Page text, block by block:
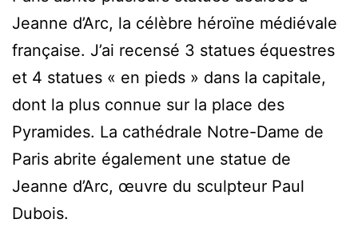
Jeanne d’Arc, la célèbre héroïne médiévale
française. J’ai recensé 3 statues équestres
et 4 statues « en pieds » dans la capitale,
dont la plus connue sur la place des
Pyramides. La cathédrale Notre-Dame de
Paris abrite également une statue de
Jeanne d’Arc, œuvre du sculpteur Paul
Dubois.